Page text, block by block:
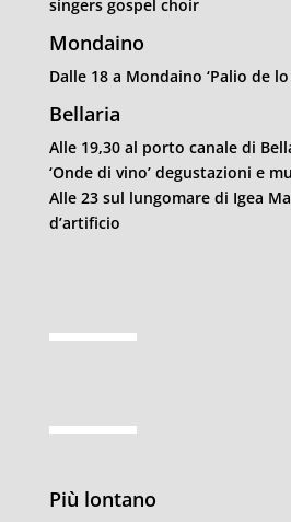
singers gospel choir
Mondaino
Dalle 18 a Mondaino ‘Palio de lo
Bellaria
Alle 19,30 al porto canale di
‘Onde di vino’ degustazioni e
Alle 23 sul lungomare di Igea
d’artificio
Più lontano